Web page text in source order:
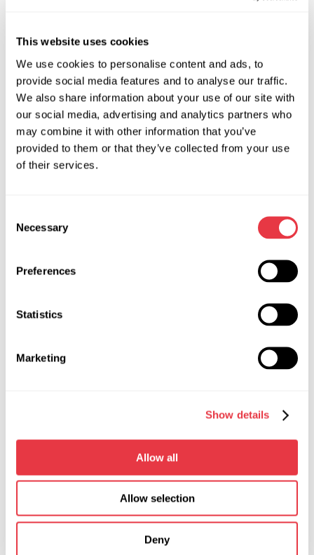
This website uses cookies
We use cookies to personalise content and ads, to
provide social media features and to analyse our traffic.
We also share information about your use of our site with
our social media, advertising and analytics partners who
may combine it with other information that you’ve
provided to them or that they’ve collected from your use
of their services.
Selection
Necessary
Preferences
Statistics
Marketing
Show details
Allow all
Allow selection
Deny
автомобілів, як:
VW Golf V, Scoda OCTAVIA II, VW Polo, RENAULT
Kangoo та інші.
Співробітники Zentrum-Group дізналися багато нового та
цікавого про ремонт електронасосів гідропідсилювачів
та електричних підсилювачів кермового обладнання.
Бажаємо компанії Zentrum-Group успіхів та
питань, пов'язаних з експлуатацією обладнання та
ремонтом агрегатів, необмежений період часу після
АКТУАЛЬНІ НОВИНИ
MSG Equipment на міжнародних
виставках у 2026 році
на провідних світових виставках автомобільного